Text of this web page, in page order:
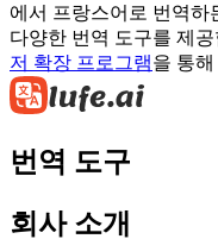
에서 프랑스어로 번역하
다양한 번역 도구를 제
저 확장 프로그램을 통
번역 도구
회사 소개